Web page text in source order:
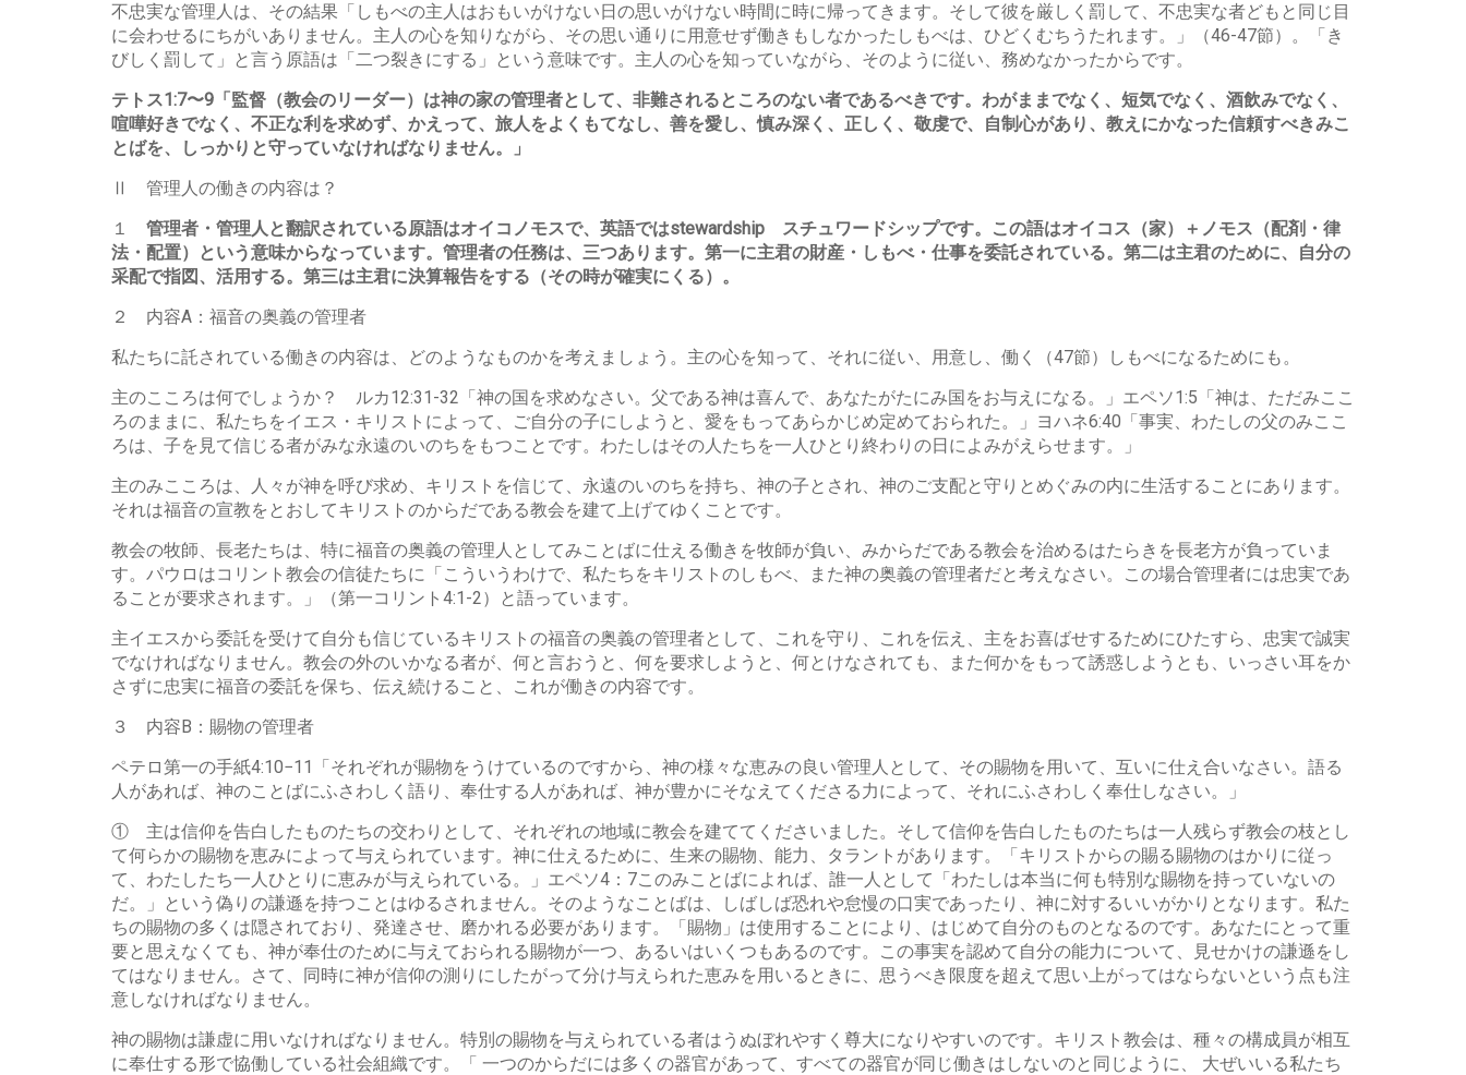
不忠実な管理人は、その結果「しもべの主人はおもいがけない日の思いがけない時間に時に帰ってきます。そして彼を厳しく罰して、不忠実な者どもと同じ目
に会わせるにちがいありません。主人の心を知りながら、その思い通りに用意せず働きもしなかったしもべは、ひどくむちうたれます。」（46-47節）。「き
びしく罰して」と言う原語は「二つ裂きにする」という意味です。主人の心を知っていながら、そのように従い、務めなかったからです。
テトス1:7〜9「監督（教会のリーダー）は神の家の管理者として、非難されるところのない者であるべきです。わがままでなく、短気でなく、酒飲みでなく、
喧嘩好きでなく、不正な利を求めず、かえって、旅人をよくもてなし、善を愛し、慎み深く、正しく、敬虔で、自制心があり、教えにかなった信頼すべきみこ
とばを、しっかりと守っていなければなりません。」
Ⅱ 管理人の働きの内容は？
１ 管理者・管理人と翻訳されている原語はオイコノモスで、英語ではstewardship スチュワードシップです。この語はオイコス（家）＋ノモス（配剤・律
法・配置）という意味からなっています。管理者の任務は、三つあります。第一に主君の財産・しもべ・仕事を委託されている。第二は主君のために、自分の
采配で指図、活用する。第三は主君に決算報告をする（その時が確実にくる）。
２ 内容A：福音の奥義の管理者
私たちに託されている働きの内容は、どのようなものかを考えましょう。主の心を知って、それに従い、用意し、働く（47節）しもべになるためにも。
主のこころは何でしょうか？ ルカ12:31-32「神の国を求めなさい。父である神は喜んで、あなたがたにみ国をお与えになる。」エペソ1:5「神は、ただみここ
ろのままに、私たちをイエス・キリストによって、ご自分の子にしようと、愛をもってあらかじめ定めておられた。」ヨハネ6:40「事実、わたしの父のみここ
ろは、子を見て信じる者がみな永遠のいのちをもつことです。わたしはその人たちを一人ひとり終わりの日によみがえらせます。」
主のみこころは、人々が神を呼び求め、キリストを信じて、永遠のいのちを持ち、神の子とされ、神のご支配と守りとめぐみの内に生活することにあります。
それは福音の宣教をとおしてキリストのからだである教会を建て上げてゆくことです。
教会の牧師、長老たちは、特に福音の奥義の管理人としてみことばに仕える働きを牧師が負い、みからだである教会を治めるはたらきを長老方が負っていま
す。パウロはコリント教会の信徒たちに「こういうわけで、私たちをキリストのしもべ、また神の奥義の管理者だと考えなさい。この場合管理者には忠実であ
ることが要求されます。」（第一コリント4:1-2）と語っています。
主イエスから委託を受けて自分も信じているキリストの福音の奥義の管理者として、これを守り、これを伝え、主をお喜ばせするためにひたすら、忠実で誠実
でなければなりません。教会の外のいかなる者が、何と言おうと、何を要求しようと、何とけなされても、また何かをもって誘惑しようとも、いっさい耳をか
さずに忠実に福音の委託を保ち、伝え続けること、これが働きの内容です。
３ 内容B：賜物の管理者
ペテロ第一の手紙4:10−11「それぞれが賜物をうけているのですから、神の様々な恵みの良い管理人として、その賜物を用いて、互いに仕え合いなさい。語る
人があれば、神のことばにふさわしく語り、奉仕する人があれば、神が豊かにそなえてくださる力によって、それにふさわしく奉仕しなさい。」
① 主は信仰を告白したものたちの交わりとして、それぞれの地域に教会を建ててくださいました。そして信仰を告白したものたちは一人残らず教会の枝とし
て何らかの賜物を恵みによって与えられています。神に仕えるために、生来の賜物、能力、タラントがあります。「キリストからの賜る賜物のはかりに従っ
て、わたしたち一人ひとりに恵みが与えられている。」エペソ4：7このみことばによれば、誰一人として「わたしは本当に何も特別な賜物を持っていないの
だ。」という偽りの謙遜を持つことはゆるされません。そのようなことばは、しばしば恐れや怠慢の口実であったり、神に対するいいがかりとなります。私た
ちの賜物の多くは隠されており、発達させ、磨かれる必要があります。「賜物」は使用することにより、はじめて自分のものとなるのです。あなたにとって重
要と思えなくても、神が奉仕のために与えておられる賜物が一つ、あるいはいくつもあるのです。この事実を認めて自分の能力について、見せかけの謙遜をし
てはなりません。さて、同時に神が信仰の測りにしたがって分け与えられた恵みを用いるときに、思うべき限度を超えて思い上がってはならないという点も注
意しなければなりません。
神の賜物は謙虚に用いなければなりません。特別の賜物を与えられている者はうぬぼれやすく尊大になりやすいのです。キリスト教会は、種々の構成員が相互
に奉仕する形で協働している社会組織です。「 一つのからだには多くの器官があって、すべての器官が同じ働きはしないのと同じように、 大ぜいいる私たち